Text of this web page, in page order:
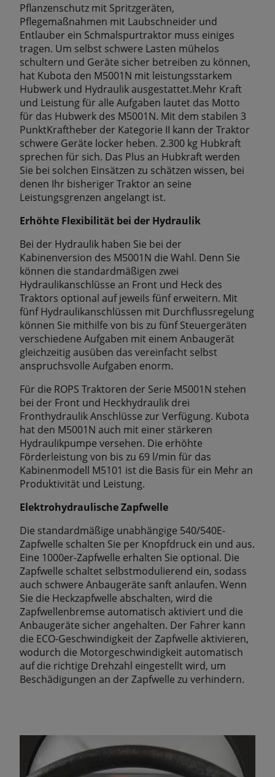
Pflanzenschutz mit Spritzgeräten,
Pflegemaßnahmen mit Laubschneider und
Entlauber ein Schmalspurtraktor muss einiges
tragen. Um selbst schwere Lasten mühelos
schultern und Geräte sicher betreiben zu können,
hat Kubota den M5001N mit leistungsstarkem
Hubwerk und Hydraulik ausgestattet.Mehr Kraft
und Leistung für alle Aufgaben lautet das Motto
für das Hubwerk des M5001N. Mit dem stabilen 3
PunktKraftheber der Kategorie II kann der Traktor
schwere Geräte locker heben. 2.300 kg Hubkraft
sprechen für sich. Das Plus an Hubkraft werden
Sie bei solchen Einsätzen zu schätzen wissen, bei
denen Ihr bisheriger Traktor an seine
Leistungsgrenzen angelangt ist.
Erhöhte Flexibilität bei der Hydraulik
Bei der Hydraulik haben Sie bei der
Kabinenversion des M5001N die Wahl. Denn Sie
können die standardmäßigen zwei
Hydraulikanschlüsse an Front und Heck des
Traktors optional auf jeweils fünf erweitern. Mit
fünf Hydraulikanschlüssen mit Durchflussregelung
können Sie mithilfe von bis zu fünf Steuergeräten
verschiedene Aufgaben mit einem Anbaugerät
gleichzeitig ausüben das vereinfacht selbst
anspruchsvolle Aufgaben enorm.
Für die ROPS Traktoren der Serie M5001N stehen
bei der Front und Heckhydraulik drei
Fronthydraulik Anschlüsse zur Verfügung. Kubota
hat den M5001N auch mit einer stärkeren
Hydraulikpumpe versehen. Die erhöhte
Förderleistung von bis zu 69 l/min für das
Kabinenmodell M5101 ist die Basis für ein Mehr an
Produktivität und Leistung.
Elektrohydraulische Zapfwelle
Die standardmäßige unabhängige 540/540E-
Zapfwelle schalten Sie per Knopfdruck ein und aus.
Eine 1000er-Zapfwelle erhalten Sie optional. Die
Zapfwelle schaltet selbstmodulierend ein, sodass
auch schwere Anbaugeräte sanft anlaufen. Wenn
Sie die Heckzapfwelle abschalten, wird die
Zapfwellenbremse automatisch aktiviert und die
Anbaugeräte sicher angehalten. Der Fahrer kann
die ECO-Geschwindigkeit der Zapfwelle aktivieren,
wodurch die Motorgeschwindigkeit automatisch
auf die richtige Drehzahl eingestellt wird, um
Beschädigungen an der Zapfwelle zu verhindern.